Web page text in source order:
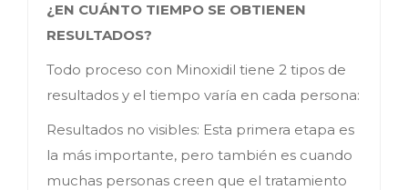
¿EN CUÁNTO TIEMPO SE OBTIENEN
RESULTADOS?
Todo proceso con Minoxidil tiene 2 tipos de
resultados y el tiempo varía en cada persona:
Resultados no visibles: Esta primera etapa es
la más importante, pero también es cuando
muchas personas creen que el tratamiento